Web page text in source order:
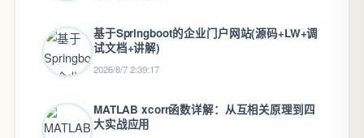
基于Springboot的企业门户网站(源码+LW+调
试文档+讲解)
2026/8/7 2:39:17
MATLAB xcorr函数详解：从互相关原理到四
大实战应用